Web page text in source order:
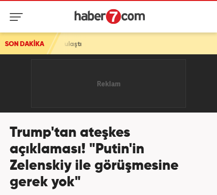
SON DAKİKA
Trump'tan ateşkes
açıklaması! "Putin'in
Zelenskiy ile görüşmesine
gerek yok"